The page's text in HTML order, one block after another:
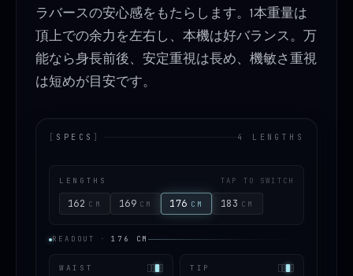
ラバースの安心感をもたらします。1本重量は
頂上での余力を左右し、本機は好バランス。万
能なら身長前後、安定重視は長め、機敏さ重視
は短めが目安です。
SPECS 4 LENGTHS
LENGTHS TAP TO SWITCH
162 CM 169 CM 176 CM 183 CM
READOUT · 176 CM
WAIST TIP